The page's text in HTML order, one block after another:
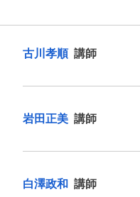
古川孝順 講師
岩田正美 講師
白澤政和 講師